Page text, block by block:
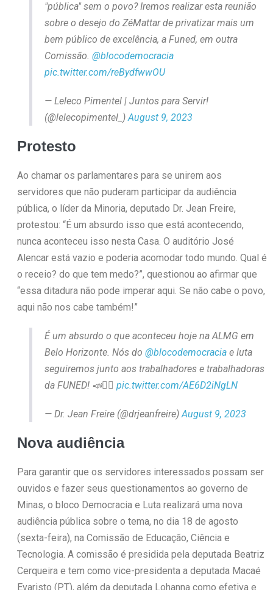
"pública" sem o povo? Iremos realizar esta reunião
sobre o desejo do ZéMattar de privatizar mais um
bem público de excelência, a Funed, em outra
Comissão. @blocodemocracia
pic.twitter.com/reBydfwwOU
— Leleco Pimentel | Juntos para Servir!
(@lelecopimentel_)August 9, 2023
Protesto
Ao chamar os parlamentares para se unirem aos
servidores que não puderam participar da audiência
pública, o líder da Minoria, deputado Dr. Jean Freire,
protestou: “É um absurdo isso que está acontecendo,
nunca aconteceu isso nesta Casa. O auditório José
Alencar está vazio e poderia acomodar todo mundo. Qual é
o receio? do que tem medo?”, questionou ao afirmar que
“essa ditadura não pode imperar aqui. Se não cabe o povo,
aqui não nos cabe também!”
É um absurdo o que aconteceu hoje na ALMG em
Belo Horizonte. Nós do @blocodemocraciae luta
seguiremos junto aos trabalhadores e trabalhadoras
da FUNED! 📣✊🏻 pic.twitter.com/AE6D2iNgLN
— Dr. Jean Freire (@drjeanfreire)August 9, 2023
Nova audiência
Para garantir que os servidores interessados possam ser
ouvidos e fazer seus questionamentos ao governo de
Minas, o bloco Democracia e Luta realizará uma nova
audiência pública sobre o tema, no dia 18 de agosto
(sexta-feira), na Comissão de Educação, Ciência e
Tecnologia. A comissão é presidida pela deputada Beatriz
Cerqueira e tem como vice-presidenta a deputada Macaé
Evaristo (PT), além da deputada Lohanna como efetiva e